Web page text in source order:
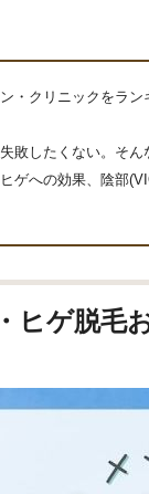
・クリニックをラン
敗したくない。そん
ゲへの効果、陰部
ヒゲ脱毛